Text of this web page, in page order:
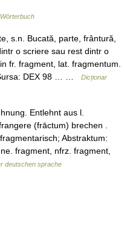
s.n. Bucată, parte, frântură,
o scriere sau rest dintr o
fr. fragment, lat. fragmentum.
DEX 98 … …
Dicționar
Entlehnt aus l.
(frāctum) brechen .
Abstraktum:
fragment, nfrz. fragment,
deutschen sprache